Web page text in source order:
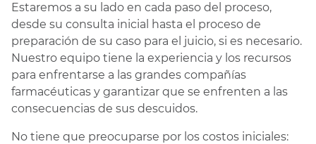
Estaremos a su lado en cada paso del proceso,
desde su consulta inicial hasta el proceso de
preparación de su caso para el juicio, si es necesario.
Nuestro equipo tiene la experiencia y los recursos
para enfrentarse a las grandes compañías
farmacéuticas y garantizar que se enfrenten a las
consecuencias de sus descuidos.
No tiene que preocuparse por los costos iniciales: